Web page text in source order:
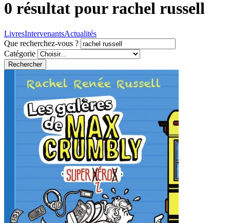
0 résultat pourrachel russell
LivresIntervenantsActualités
Que recherchez-vous ?
Catégorie
Rechercher